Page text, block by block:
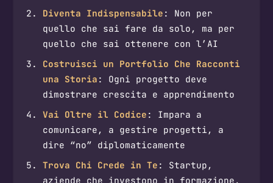
Diventa Indispensabile : Non per
quello che sai fare da solo, ma per
quello che sai ottenere con l’AI
Costruisci un Portfolio Che Racconti
una Storia : Ogni progetto deve
dimostrare crescita e apprendimento
Vai Oltre il Codice : Impara a
comunicare, a gestire progetti, a
dire “no” diplomaticamente
Trova Chi Crede in Te : Startup,
aziende che investono in formazione,